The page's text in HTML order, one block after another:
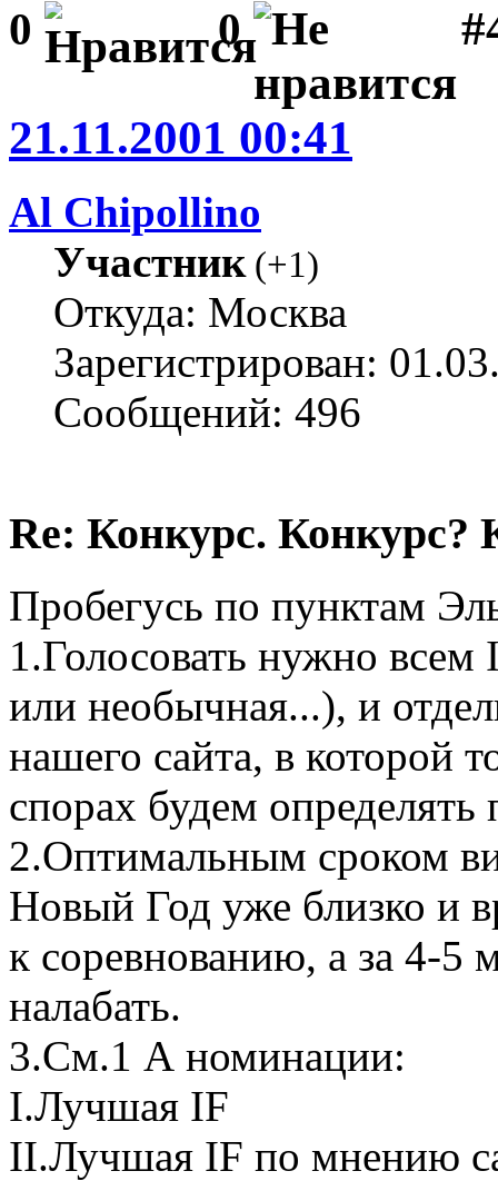
0 0
21.11.2001 00:41
Al Chipollino
Участник(+1)
Откуда: Москва
Зарегистрирован:
Сообщений: 496
Re: Конкурс. Конкурс?
Пробегусь по пунктам
1.Голосовать нужно всем
или необычная...), и
нашего сайта, в которой
спорах будем определять
2.Оптимальным сроком
Новый Год уже близко и
к соревнованию, а за 4-5
налабать.
3.См.1 А номинации:
I.Лучшая IF
II.Лучшая IF по мнению